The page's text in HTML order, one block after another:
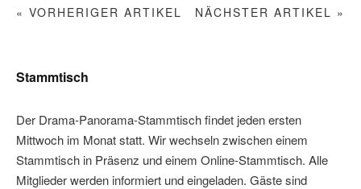
NÄCHSTER ARTIKEL »
« VORHERIGER ARTIKEL
Stammtisch
Der Drama-Panorama-Stammtisch findet jeden ersten
Mittwoch im Monat statt. Wir wechseln zwischen einem
Stammtisch in Präsenz und einem Online-Stammtisch. Alle
Mitglieder werden informiert und eingeladen. Gäste sind